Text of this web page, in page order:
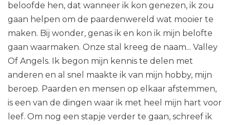
beloofde hen, dat wanneer ik kon genezen, ik zou
gaan helpen om de paardenwereld wat mooier te
maken. Bij wonder, genas ik en kon ik mijn belofte
gaan waarmaken. Onze stal kreeg de naam... Valley
Of Angels. Ik begon mijn kennis te delen met
anderen en al snel maakte ik van mijn hobby, mijn
beroep. Paarden en mensen op elkaar afstemmen,
is een van de dingen waar ik met heel mijn hart voor
leef. Om nog een stapje verder te gaan, schreef ik